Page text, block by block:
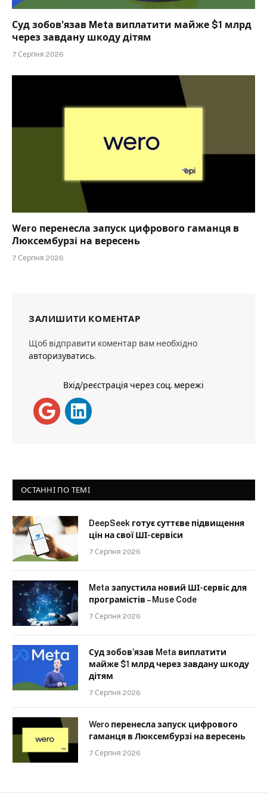
Суд зобов’язав Meta виплатити майже $1 млрд
через завдану шкоду дітям
7 Серпня 2026
Wero перенесла запуск цифрового гаманця в
Люксембурзі на вересень
7 Серпня 2026
ЗАЛИШИТИ КОМЕНТАР
Щоб відправити коментар вам необхідно
авторизуватись.
Вхід/реєстрація через соц. мережі
ОСТАННІ ПО ТЕМІ
DeepSeek готує суттєве підвищення
цін на свої ШІ-сервіси
7 Серпня 2026
Meta запустила новий ШІ-сервіс для
програмістів – Muse Code
7 Серпня 2026
Суд зобов’язав Meta виплатити
майже $1 млрд через завдану шкоду
дітям
7 Серпня 2026
Wero перенесла запуск цифрового
гаманця в Люксембурзі на вересень
7 Серпня 2026